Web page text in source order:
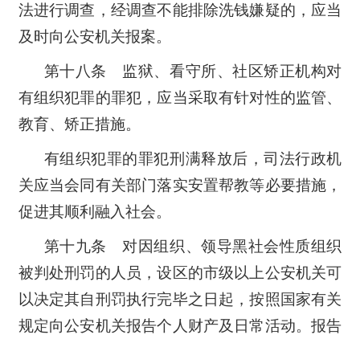
法进行调查，经调查不能排除洗钱嫌疑的，应当
及时向公安机关报案。
第十八条 监狱、看守所、社区矫正机构对
有组织犯罪的罪犯，应当采取有针对性的监管、
教育、矫正措施。
有组织犯罪的罪犯刑满释放后，司法行政机
关应当会同有关部门落实安置帮教等必要措施，
促进其顺利融入社会。
第十九条 对因组织、领导黑社会性质组织
被判处刑罚的人员，设区的市级以上公安机关可
以决定其自刑罚执行完毕之日起，按照国家有关
规定向公安机关报告个人财产及日常活动。报告